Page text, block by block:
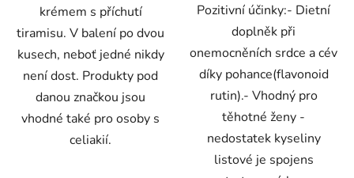
krémem s příchutí
tiramisu. V balení po dvou
kusech, neboť jedné nikdy
není dost. Produkty pod
danou značkou jsou
vhodné také pro osoby s
celiakií.
Pozitivní účinky:- Dietní
doplněk při
onemocněních srdce a cév
díky pohance(flavonoid
rutin).- Vhodný pro
těhotné ženy -
nedostatek kyseliny
listové je spojens